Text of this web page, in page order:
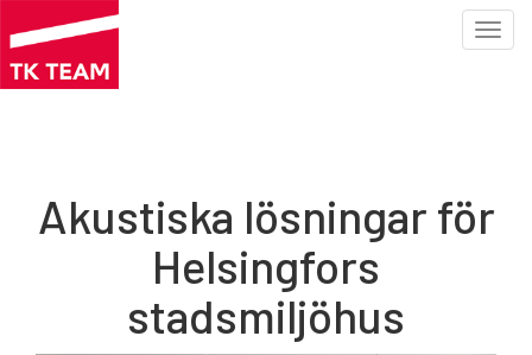
Hoppa
Akustiska lösningar för
Helsingfors
stadsmiljöhus